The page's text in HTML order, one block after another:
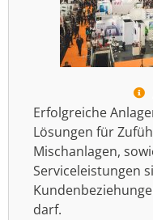
Erfolgreiche
Lösungen für
Mischanlagen,
Serviceleistungen
darf.